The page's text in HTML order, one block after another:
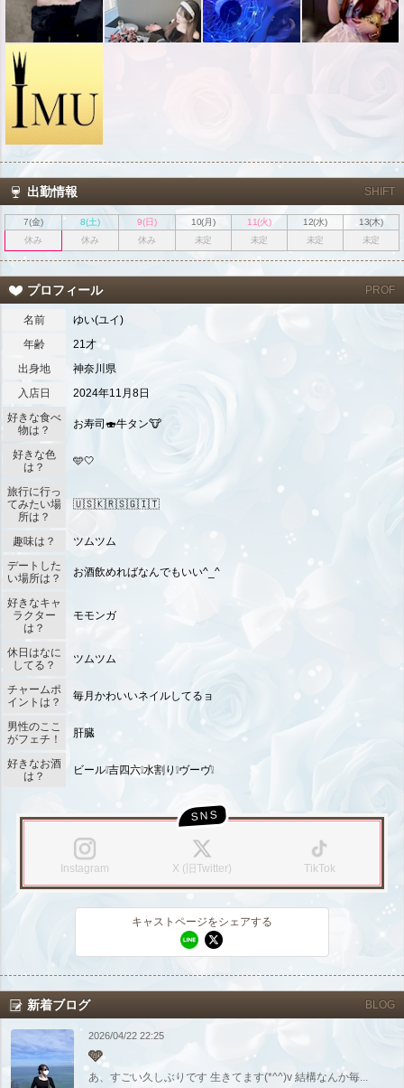
出勤情報 SHIFT
7(金) 8(土) 9(日) 10(月) 11(火) 12(水)
13(木)
休み
休み 休み 未定 未定 未定 未定
プロフィール PROF
名前
ゆい(ユイ)
年齢
21才
出身地
神奈川県
入店日
2024年11月8日
好きな食べ
物は？
お寿司🍣牛タン🐮
好きな色
は？
🩵‎🤍
旅行に行っ
てみたい場
所は？
🇺🇸🇰🇷🇸🇬🇮🇹
趣味は？
ツムツム
デートした
い場所は？
お酒飲めればなんでもいい^_^‎
好きなキャ
ラクター
は？
モモンガ
休日はなに
してる？
ツムツム
チャームポ
イントは？
毎月かわいいネイルしてるョ
男性のここ
がフェチ！
肝臓
好きなお酒
は？
ビール❕吉四六❕水割り❕ヴーヴ❕
Instagram X (旧Twitter) TikTok
キャストページをシェアする
キャストページのURLをコピー
新着ブログ BLOG
2026/04/22 22:25
🩵
あ、すごい久しぶりです 生きてます(*^^)v 結構なんか毎...
お店のURLをコピー
女の子ログイン
店舗ログイン
新規会員登録
東海 関西
沖縄 全国TOP